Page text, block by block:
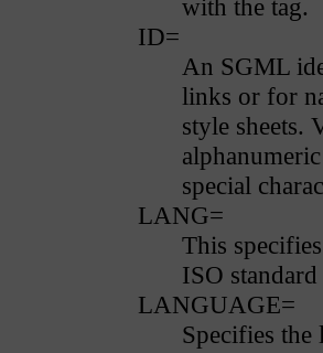
with the tag.
ID=
An SGML
links or for
style sheets.
special
LANG=
This
ISO
LANGUAGE=
Specifies the